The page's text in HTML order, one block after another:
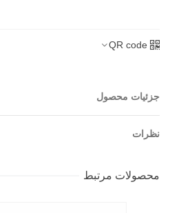
QR code
جزئیات محصول
نظرات
محصولات مرتبط